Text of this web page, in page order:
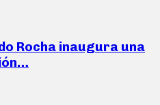
Rocha inaugura una